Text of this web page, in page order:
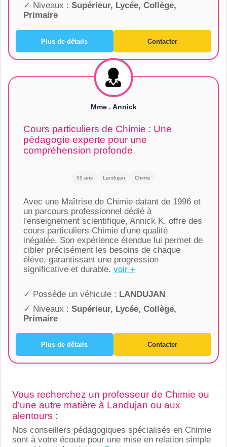
✓ Niveaux : Supérieur, Lycée, Collège,
Primaire
Plus de détails Contacter
Mme . Annick
Cours particuliers de Chimie : Une
pédagogie experte pour une
compréhension profonde
55 ans Landujan Chimie
Avec une Maîtrise de Chimie datant de 1996 et
un parcours professionnel dédié à
l'enseignement scientifique, Annick K. offre des
cours particuliers Chimie d'une qualité
inégalée. Son expérience étendue lui permet de
cibler précisément les besoins de chaque
élève, garantissant une progression
significative et durable. voir +
✓ Possède un véhicule : LANDUJAN
✓ Niveaux : Supérieur, Lycée, Collège,
Primaire
Plus de détails Contacter
Vous recherchez un professeur de Chimie ou
d’une autre matière à Landujan ou aux
alentours :
Nos conseillers pédagogiques spécialisés en Chimie
sont à votre écoute pour une mise en relation simple